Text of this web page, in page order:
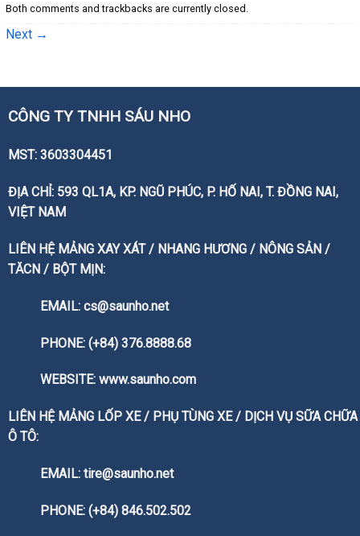
Both comments and trackbacks are currently closed.
Next →
CÔNG TY TNHH SÁU NHO
MST: 3603304451
ĐỊA CHỈ: 593 QL1A, KP. NGŨ PHÚC, P. HỐ NAI, T. ĐỒNG NAI,
VIỆT NAM
LIÊN HỆ MẢNG XAY XÁT / NHANG HƯƠNG / NÔNG SẢN /
TĂCN / BỘT MỊN:
EMAIL: cs@saunho.net
PHONE: (+84) 376.8888.68
WEBSITE: www.saunho.com
LIÊN HỆ MẢNG LỐP XE / PHỤ TÙNG XE / DỊCH VỤ SỮA CHỮA
Ô TÔ:
EMAIL: tire@saunho.net
PHONE: (+84) 846.502.502